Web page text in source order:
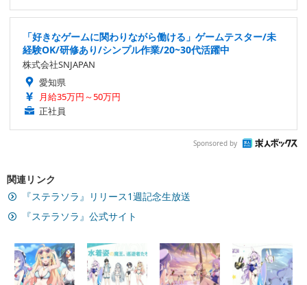
「好きなゲームに関わりながら働ける」ゲームテスター/未
経験OK/研修あり/シンプル作業/20~30代活躍中
株式会社SNJAPAN
愛知県
月給35万円～50万円
正社員
Sponsored by
関連リンク
『ステラソラ』リリース1週記念生放送
『ステラソラ』公式サイト